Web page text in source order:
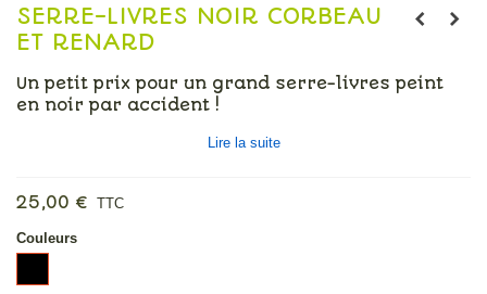
SERRE-LIVRES NOIR CORBEAU
ET RENARD
Un petit prix pour un grand serre-livres peint
en noir par accident !
Lire la suite
25,00 € TTC
Couleurs